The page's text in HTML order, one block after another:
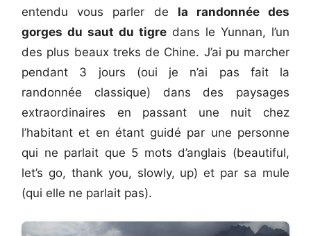
entendu vous parler de la randonnée des
gorges du saut du tigre dans le Yunnan, l’un
des plus beaux treks de Chine. J’ai pu marcher
pendant 3 jours (oui je n’ai pas fait la
randonnée classique) dans des paysages
extraordinaires en passant une nuit chez
l’habitant et en étant guidé par une personne
qui ne parlait que 5 mots d’anglais (beautiful,
let’s go, thank you, slowly, up) et par sa mule
(qui elle ne parlait pas).